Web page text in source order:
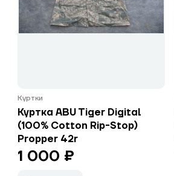
Куртки
Куртка ABU Tiger Digital
(100% Cotton Rip-Stop)
Propper 42r
1 000 ₽